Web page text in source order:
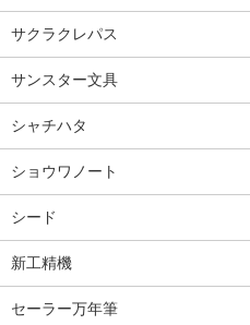
サクラクレパス
サンスター文具
シャチハタ
ショウワノート
シード
新工精機
セーラー万年筆